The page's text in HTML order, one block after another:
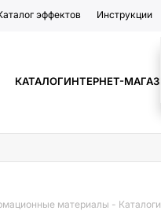
эффектов Инструкции
КАТАЛОГИНТЕРНЕТ-
материалы - Каталоги